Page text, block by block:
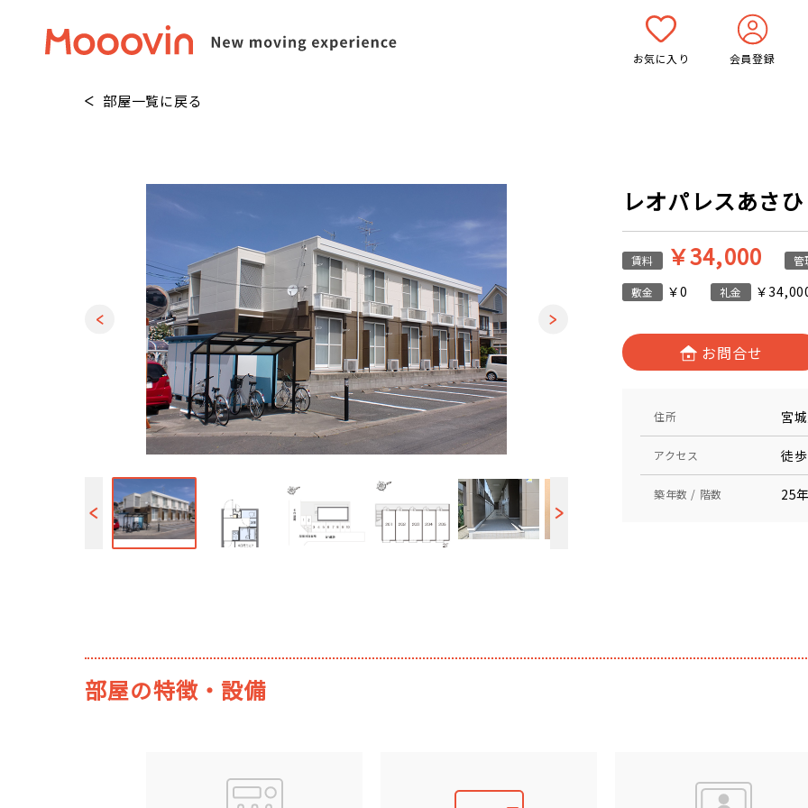
お気に入り 会員登録
部屋一覧に戻る
レオパレスあさ
賃料 ￥34,000 管
敷金 ￥0 礼金 ￥
お問合せ
住所 宮
アクセス 徒
築年数 / 階数 25
部屋の特徴・設備